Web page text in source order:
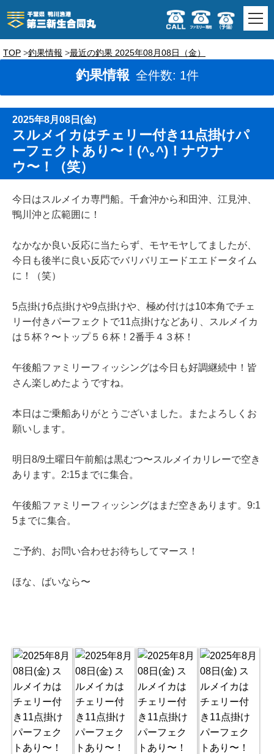
TOP 釣果情報 最近の釣果 2025年08月08日（金）
釣果情報 全件数: 1件
2025年8月08日(金)
スルメイカはチェリー付き11点掛けパ
ーフェクトあり〜！(^｡^)！ナウナ
ウ〜！（笑）
今日はスルメイカ専門船。千倉沖から和田沖、江見沖、
鴨川沖と広範囲に！
なかなか良い反応に当たらず、モヤモヤしてましたが、
今日も後半に良い反応でバリバリエードエエドータイム
に！（笑）
5点掛け6点掛けや9点掛けや、極め付けは10本角でチェ
リー付きパーフェクトで11点掛けなどあり、スルメイカ
は５杯？〜トップ５６杯！2番手４３杯！
午後船ファミリーフィッシングは今日も好調継続中！皆
さん楽しめたようですね。
本日はご乗船ありがとうございました。またよろしくお
願いします。
明日8/9土曜日午前船は黒むつ〜スルメイカリレーで空き
あります。2:15までに集合。
午後船ファミリーフィッシングはまだ空きあります。9:1
5までに集合。
ご予約、お問い合わせお待ちしてマース！
ほな、ばいなら〜